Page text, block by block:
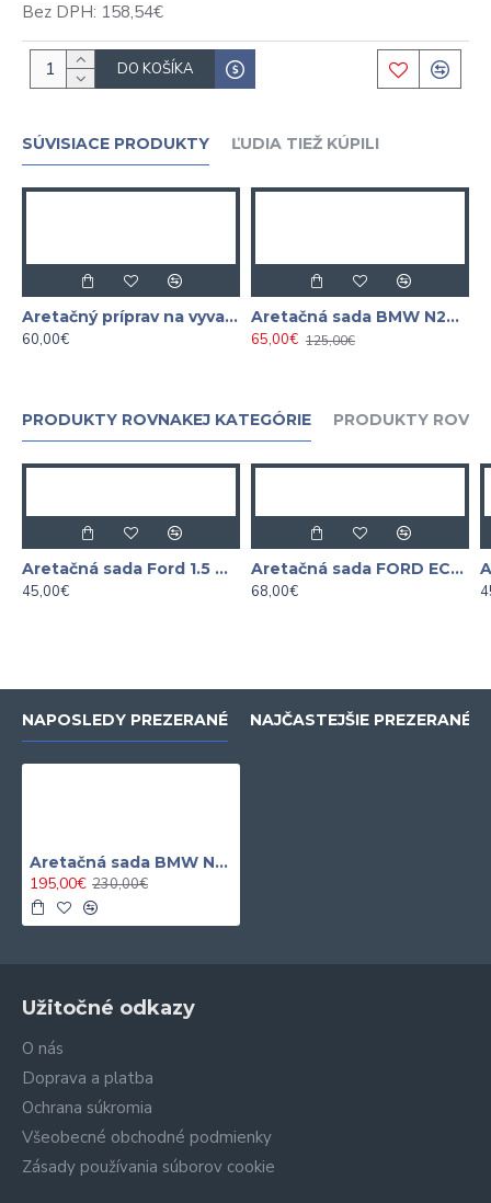
Bez DPH: 158,54€
DO KOŠÍKA
SÚVISIACE PRODUKTY ĽUDIA TIEŽ KÚPILI
Aretačný príprav na vyvažovací hriadeľ a olejové čerpadla BMW N20 a N26
60,00€
Aretačná sada BMW N20 / N26 a TSi, TFSi, TGi, Hybrid
65,00€ 125,00€
PRODUKTY ROVNAKEJ KATEGÓRIE PRODUKTY
Aretačná sada Ford 1.5 Durate
45,00€
Aretačná sada FORD ECOBOOST 1.0L
68,00€
NAPOSLEDY PREZERANÉ NAJČASTEJŠIE PREZERANÉ
Aretačná sada BMW N20 / N26 a TSi, TFSi, TGi, Hybrid ASTA
195,00€ 230,00€
Užitočné odkazy
O nás
Doprava a platba
Ochrana súkromia
Všeobecné obchodné podmienky
Zásady používania súborov cookie